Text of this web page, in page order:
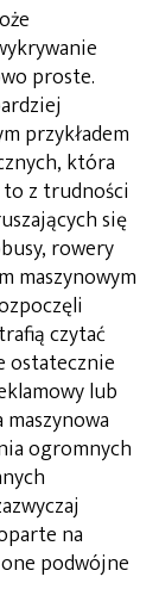
proste.
przykładem
która
z trudności
się
rowery
maszynowym
czytać
ostatecznie
lub
ogromnych
na
podwójne